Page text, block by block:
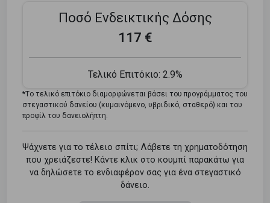
Ποσό Ενδεικτικής Δόσης
117 €
Τελικό Επιτόκιο: 2.9%
*Tο τελικό επιτόκιο διαμορφώνεται βάσει του προγράμματος του
στεγαστικού δανείου (κυμαινόμενο, υβριδικό, σταθερό) και του
προφίλ του δανειολήπτη.
Ψάχνετε για το τέλειο σπίτι; Λάβετε τη χρηματοδότηση
που χρειάζεστε! Κάντε κλικ στο κουμπί παρακάτω για
να δηλώσετε το ενδιαφέρον σας για ένα στεγαστικό
δάνειο.